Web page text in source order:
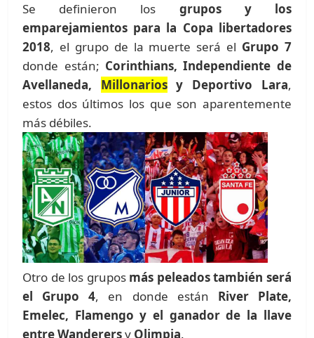
Se definieron los grupos y los
emparejamientos para la Copa libertadores
2018, el grupo de la muerte será el Grupo 7
donde están; Corinthians, Independiente de
Avellaneda, Millonariosy Deportivo Lara,
estos dos últimos los que son aparentemente
más débiles.
Otro de los grupos más peleados también será
el Grupo 4, en donde están River Plate,
Emelec, Flamengo y el ganador de la llave
entre Wanderersy Olimpia.